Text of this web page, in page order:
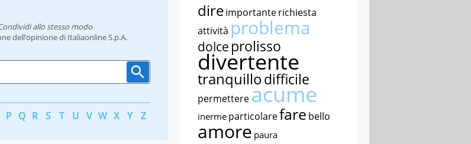
allo stesso modo
dell’opinione di Italiaonline S.p.A.
P Q R S T U V W X Y Z
direimportanterichiesta
attività problema
dolce prolisso
divertente
tranquillodifficile
permettereacume
inerme particolarefare bello
amore paura